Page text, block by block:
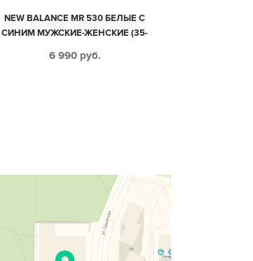
NEW BALANCE MR 530 БЕЛЫЕ С
СИНИМ МУЖСКИЕ-ЖЕНСКИЕ (35-
6 990 руб.